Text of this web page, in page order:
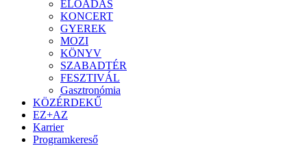
ELŐADÁS
KONCERT
GYEREK
MOZI
KÖNYV
SZABADTÉR
FESZTIVÁL
Gasztronómia
KÖZÉRDEKŰ
EZ+AZ
Karrier
Programkereső